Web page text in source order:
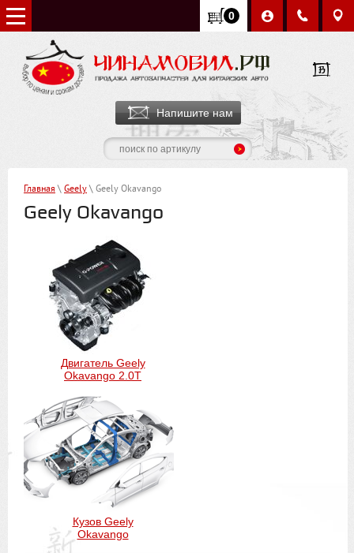
0
Напишите нам
Главная \ Geely \ Geely Okavango
Geely Okavango
Двигатель Geely
Okavango 2.0T
Кузов Geely
Okavango